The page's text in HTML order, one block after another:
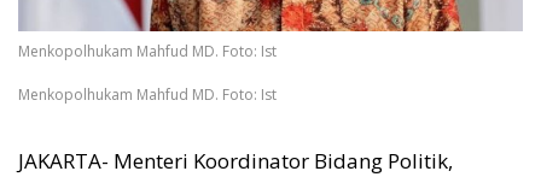
Menkopolhukam Mahfud MD. Foto: Ist
Menkopolhukam Mahfud MD. Foto: Ist
JAKARTA- Menteri Koordinator Bidang Politik,